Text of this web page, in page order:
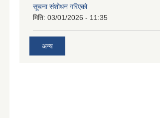
सूचना संशोधन गरिएको
मिति: 03/01/2026 - 11:35
अन्य